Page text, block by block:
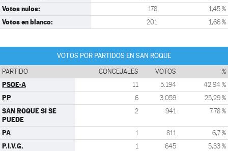
Votos nulos: 178 1,45 %
Votos en blanco: 201 1,66 %
VOTOS POR PARTIDOS EN SAN ROQUE
PARTIDO CONCEJALES VOTOS %
PSOE-A 11 5.194 42,94 %
PP 6 3.059 25,29 %
SAN ROQUE SI SE
PUEDE
2 941 7,78 %
PA 1 811 6,7 %
P.I.V.G. 1 645 5,33 %